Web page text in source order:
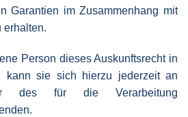
Garantien im Zusammenhang mit
erhalten.
Person dieses Auskunftsrecht in
kann sie sich hierzu jederzeit an
des für die Verarbeitung